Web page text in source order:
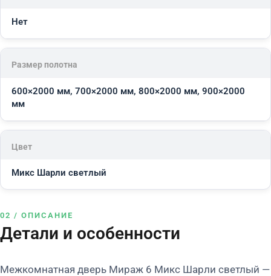
Нет
Размер полотна
600×2000 мм, 700×2000 мм, 800×2000 мм, 900×2000
мм
Цвет
Микс Шарли светлый
02 / ОПИСАНИЕ
Детали и особенности
Межкомнатная дверь Мираж 6 Микс Шарли светлый —